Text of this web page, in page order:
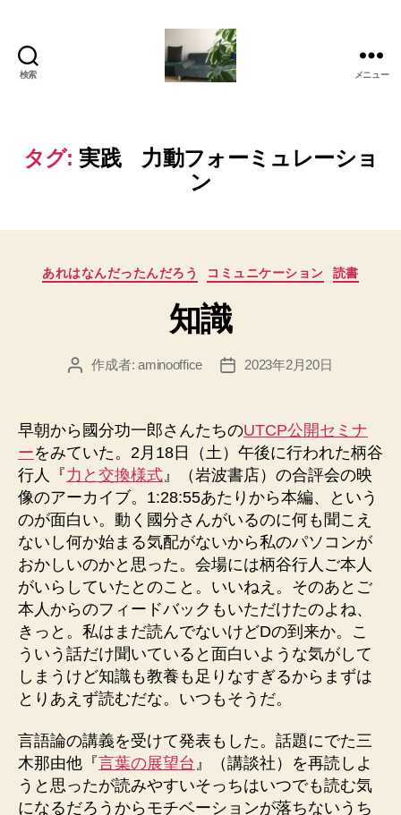
検索
美
(お
か
と
み)
の
ブ
ロ
メニュー
タグ: 実践 力動フォーミュレーショ
ン
カ
ゴ
リ
あれはなんだったんだろう コミュニケーション 読書
知識
投
作成者:aminooffice
投
2023年2月20日
早朝から國分功一郎さんたちのUTCP公開セミナ
ーをみていた。2月18日（土）午後に行われた柄谷
行人『力と交換様式 』（岩波書店）の合評会の映
像のアーカイブ。1:28:55あたりから本編、という
のが面白い。動く國分さんがいるのに何も聞こえ
ないし何か始まる気配がないから私のパソコンが
おかしいのかと思った。会場には柄谷行人ご本人
がいらしていたとのこと。いいねえ。そのあとご
本人からのフィードバックもいただけたのよね、
きっと。私はまだ読んでないけどDの到来か。こ
ういう話だけ聞いていると面白いような気がして
しまうけど知識も教養も足りなすぎるからまずは
とりあえず読むだな。いつもそうだ。
言語論の講義を受けて発表もした。話題にでた三
木那由他『言葉の展望台 』（講談社）を再読しよ
うと思ったが読みやすいそっちはいつでも読む気
になるだろうからモチベーションが落ちないうち